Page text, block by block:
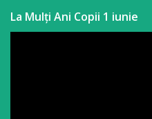
La Mulți Ani Copii 1 iunie